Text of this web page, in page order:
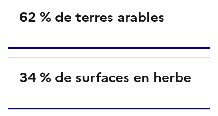
62 % de terres arables
34 % de surfaces en herbe